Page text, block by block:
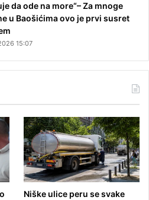
da ode na more“– Za mnoge
u Baošićima ovo je prvi susret
15:07
Niške ulice peru se svake